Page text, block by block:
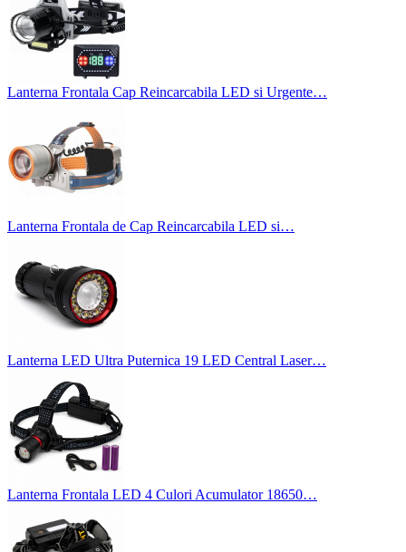
Lanterna Frontala Cap Reincarcabila LED si Urgente…
Lanterna Frontala de Cap Reincarcabila LED si…
Lanterna LED Ultra Puternica 19 LED Central Laser…
Lanterna Frontala LED 4 Culori Acumulator 18650…